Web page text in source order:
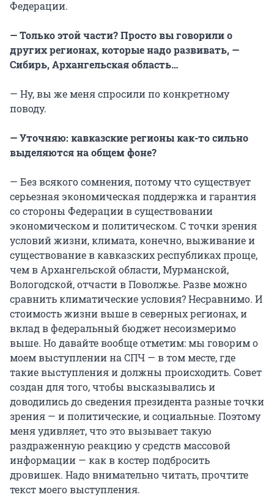
Федерации.
— Только этой части? Просто вы говорили о
других регионах, которые надо развивать, —
Сибирь, Архангельская область…
— Ну, вы же меня спросили по конкретному
поводу.
— Уточняю: кавказские регионы как-то сильно
выделяются на общем фоне?
— Без всякого сомнения, потому что существует
серьезная экономическая поддержка и гарантия
со стороны Федерации в существовании
экономическом и политическом. С точки зрения
условий жизни, климата, конечно, выживание и
существование в кавказских республиках проще,
чем в Архангельской области, Мурманской,
Вологодской, отчасти в Поволжье. Разве можно
сравнить климатические условия? Несравнимо. И
стоимость жизни выше в северных регионах, и
вклад в федеральный бюджет несоизмеримо
выше. Но давайте вообще отметим: мы говорим о
моем выступлении на СПЧ — в том месте, где
такие выступления и должны происходить. Совет
создан для того, чтобы высказывались и
доводились до сведения президента разные точки
зрения — и политические, и социальные. Поэтому
меня удивляет, что это вызывает такую
раздраженную реакцию у средств массовой
информации — как в костер подбросить
дровишек. Надо внимательно читать, прочтите
текст моего выступления.